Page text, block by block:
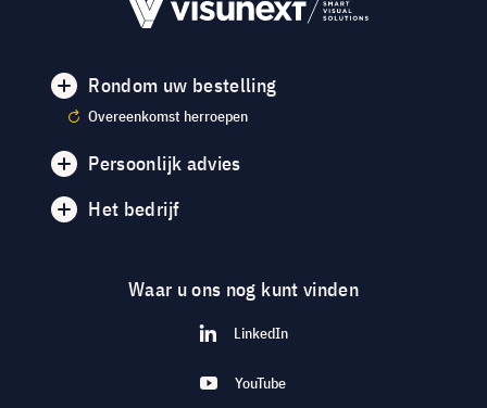
Rondom uw bestelling
Overeenkomst herroepen
Persoonlijk advies
Het bedrijf
Waar u ons nog kunt vinden
LinkedIn
YouTube